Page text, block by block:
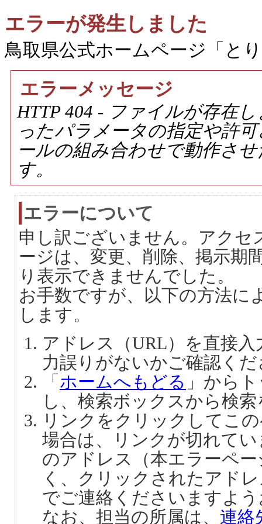
エラーが発生しました
鳥取県公式ホームページ「と
エラーメッセージ
HTTP 404 - ファイルが存在
ったパラメータの指定や許
ールの組み合わせで動作さ
す。
エラーについて
申し訳ございません。アクセ
ージは、変更、削除、掲示期
り表示できませんでした。
お手数ですが、以下の方法に
します。
アドレス（URL）を直接
力誤りがないかご確認く
「 ホームへもどる 」から
し、検索ボックスから検
リンクをクリックしてこ
場合は、リンクが切れて
のアドレス（本エラーペ
く、クリックされたアド
でご連絡くださいますよ
なお、担当の所属は、 連絡